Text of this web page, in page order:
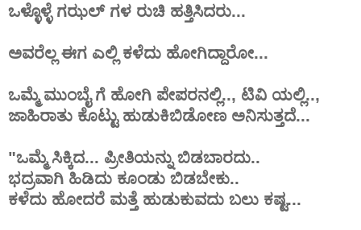
ಒಳ್ಳೊಳ್ಳೆ ಗಝಲ್ ಗಳ ರುಚಿ ಹತ್ತಿಸಿದರು...
ಅವರೆಲ್ಲ ಈಗ ಎಲ್ಲಿ ಕಳೆದು ಹೋಗಿದ್ದಾರೋ...
ಒಮ್ಮೆ ಮುಂಬೈ ಗೆ ಹೋಗಿ ಪೇಪರನಲ್ಲಿ.., ಟಿವಿ ಯಲ್ಲಿ..,
ಜಾಹಿರಾತು ಕೊಟ್ಟು ಹುಡುಕಿಬಿಡೋಣ ಅನಿಸುತ್ತದೆ...
"ಒಮ್ಮೆ ಸಿಕ್ಕಿದ... ಪ್ರೀತಿಯನ್ನು ಬಿಡಬಾರದು..
ಭದ್ರವಾಗಿ ಹಿಡಿದು ಕೂಂಡು ಬಿಡಬೇಕು..
ಕಳೆದು ಹೋದರೆ ಮತ್ತೆ ಹುಡುಕುವದು ಬಲು ಕಷ್ಟ...